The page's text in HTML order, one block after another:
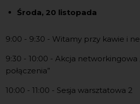
Środa, 20 listopada
9:00 - 9:30 - Witamy przy kawie i
9:30 - 10:00 - Akcja networkingowa
połączenia”
10:00 - 11:00 - Sesja warsztatowa 2